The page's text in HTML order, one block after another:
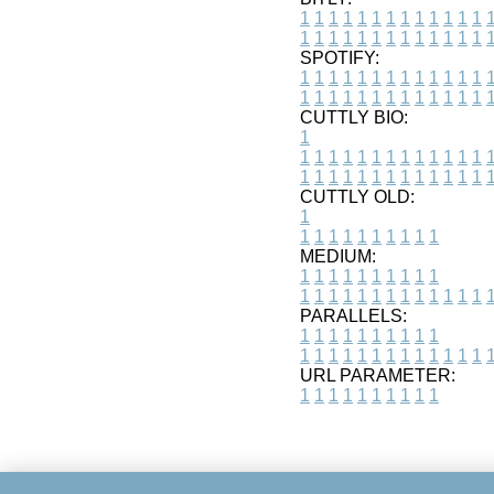
1 1 1 1 1 1 1 1 1 1 1 1 1 1
1 1 1 1 1 1 1 1 1 1 1 1 1 1
SPOTIFY:
1 1 1 1 1 1 1 1 1 1 1 1 1 1
1 1 1 1 1 1 1 1 1 1 1 1 1 1
CUTTLY BIO:
1
1 1 1 1 1 1 1 1 1 1 1 1 1 1
1 1 1 1 1 1 1 1 1 1 1 1 1 1
CUTTLY OLD:
1
1 1 1 1 1 1 1 1 1 1
MEDIUM:
1 1 1 1 1 1 1 1 1 1
1 1 1 1 1 1 1 1 1 1 1 1 1 1
PARALLELS:
1 1 1 1 1 1 1 1 1 1
1 1 1 1 1 1 1 1 1 1 1 1 1 1
URL PARAMETER:
1 1 1 1 1 1 1 1 1 1